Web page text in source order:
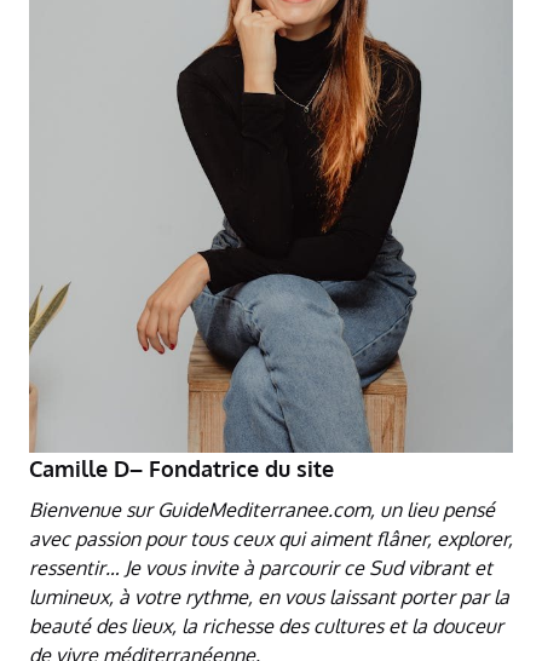
Camille D– Fondatrice du site
Bienvenue sur GuideMediterranee.com, un lieu pensé
avec passion pour tous ceux qui aiment flâner, explorer,
ressentir… Je vous invite à parcourir ce Sud vibrant et
lumineux, à votre rythme, en vous laissant porter par la
beauté des lieux, la richesse des cultures et la douceur
de vivre méditerranéenne.